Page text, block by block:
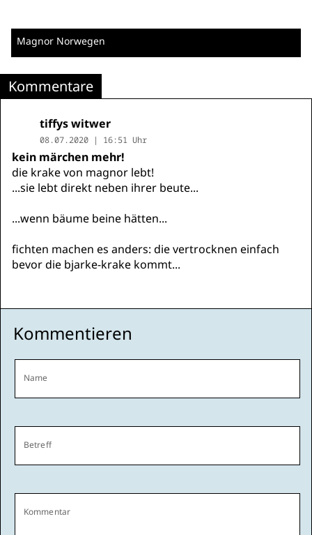
Magnor Norwegen
Kommentare
tiffys witwer
08.07.2020 | 16:51 Uhr
kein märchen mehr!
die krake von magnor lebt!
...sie lebt direkt neben ihrer beute...
...wenn bäume beine hätten...
fichten machen es anders: die vertrocknen einfach
bevor die bjarke-krake kommt...
Kommentieren
Name
Betreff
Kommentar